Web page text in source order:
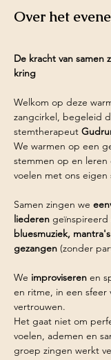
Over het
De kracht van samen
kring
Welkom op deze
zangcirkel, begeleid
stemtherapeut
We warmen op een
stemmen op en leren
voelen met ons
Samen zingen we
liederen geïnspireerd
bluesmuziek,
gezangen (zonder
We improviseren en
en ritme, in een sfeer
vertrouwen.
Het gaat niet om
voelen, ademen en
groep zingen werkt